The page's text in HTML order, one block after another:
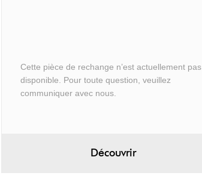
Cette pièce de rechange n’est actuellement pas
disponible. Pour toute question, veuillez
communiquer avec nous.
Découvrir